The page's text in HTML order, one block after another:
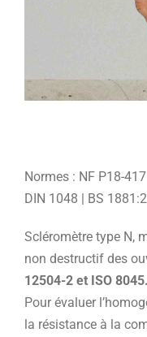
Normes : NF P18-
DIN 1048 | BS
Scléromètre type N,
non destructif des
12504-2 et ISO 8045.
Pour évaluer
la résistance à la